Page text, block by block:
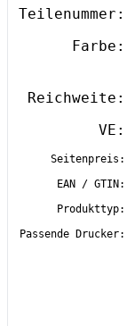
Teilenummer:
Farbe:
Reichweite:
VE:
Seitenpreis:
EAN / GTIN:
Produkttyp:
Passende Drucker: